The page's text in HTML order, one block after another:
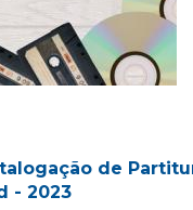
de
- 2023